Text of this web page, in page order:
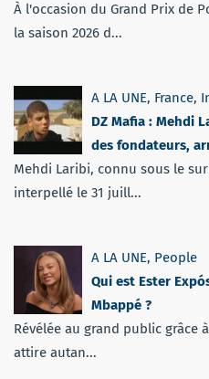
À l'occasion du Grand Prix de
la saison 2026 d...
A LA UNE, France,
DZ Mafia : Mehdi
des fondateurs,
Mehdi Laribi, connu sous le
interpellé le 31 juill...
A LA UNE, People
Qui est Ester
Mbappé ?
Révélée au grand public grâce
attire autan...